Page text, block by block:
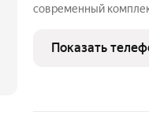
современный
и продуманными
подарят вам высокий
Показать